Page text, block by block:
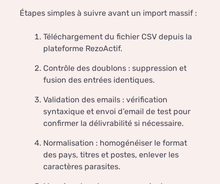
Étapes simples à suivre avant un import massif :
Téléchargement du fichier CSV depuis la
plateforme RezoActif.
Contrôle des doublons : suppression et
fusion des entrées identiques.
Validation des emails : vérification
syntaxique et envoi d’email de test pour
confirmer la délivrabilité si nécessaire.
Normalisation : homogénéiser le format
des pays, titres et postes, enlever les
caractères parasites.